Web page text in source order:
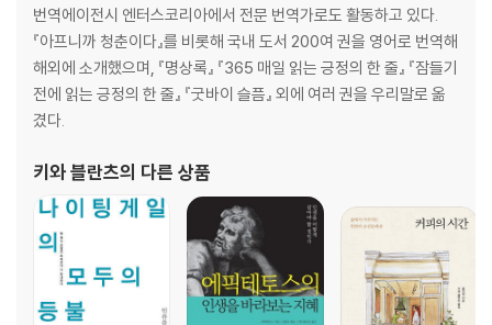
번역에이전시 엔터스코리아에서 전문 번역가로도 활동하고 있다.
『아프니까 청춘이다』를 비롯해 국내 도서 200여 권을 영어로 번역해
해외에 소개했으며, 『명상록』 『365 매일 읽는 긍정의 한 줄』 『잠들기
전에 읽는 긍정의 한 줄』 『굿바이 슬픔』 외에 여러 권을 우리말로 옮
겼다.
키와 블란츠의 다른 상품